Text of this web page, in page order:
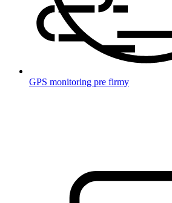
GPS monitoring pre firmy